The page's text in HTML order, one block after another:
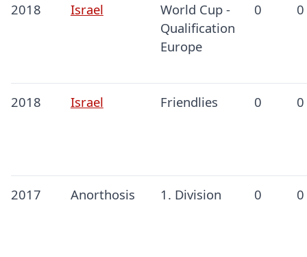
2018 Israel
World Cup -
Qualification
Europe
0 0
2018 Israel Friendlies 0 0
2017 Anorthosis 1. Division 0 0